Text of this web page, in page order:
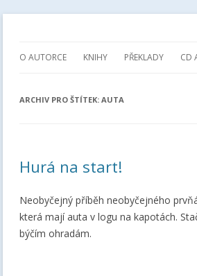
O AUTORCE KNIHY PŘEKLADY CD
ARCHIV PRO ŠTÍTEK: AUTA
Hurá na start!
Neobyčejný příběh neobyčejného
která mají auta v logu na kapotách.
býčím ohradám.